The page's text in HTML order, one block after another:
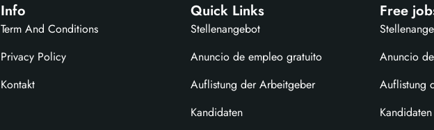
Info
Term And Conditions
Privacy Policy
Kontakt
Quick Links
Stellenangebot
Anuncio de empleo gratuito
Auflistung der Arbeitgeber
Kandidaten
Free
Anuncio
Auflistung
Kandidaten